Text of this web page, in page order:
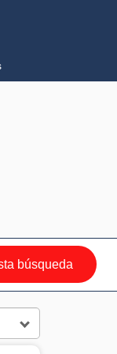
búsqueda